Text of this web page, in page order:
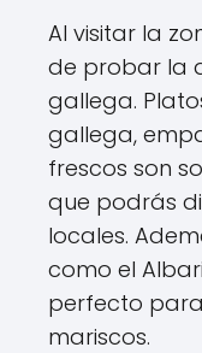
Al visitar la
de probar la
gallega.
gallega,
frescos son
que podrás
locales.
como el
perfecto
mariscos.